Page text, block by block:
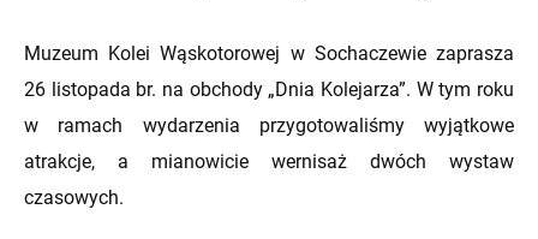
Muzeum Kolei Wąskotorowej w Sochaczewie zaprasza
26 listopada br. na obchody „Dnia Kolejarza”. W tym roku
w ramach wydarzenia przygotowaliśmy wyjątkowe
atrakcje, a mianowicie wernisaż dwóch wystaw
czasowych.